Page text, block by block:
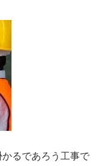
るであろう工事で